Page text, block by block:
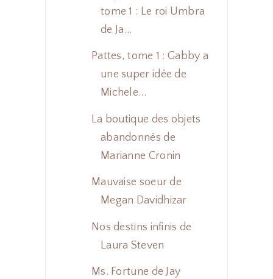
tome 1 : Le roi Umbra
de Ja...
Pattes, tome 1 : Gabby a
une super idée de
Michele...
La boutique des objets
abandonnés de
Marianne Cronin
Mauvaise soeur de
Megan Davidhizar
Nos destins infinis de
Laura Steven
Ms. Fortune de Jay